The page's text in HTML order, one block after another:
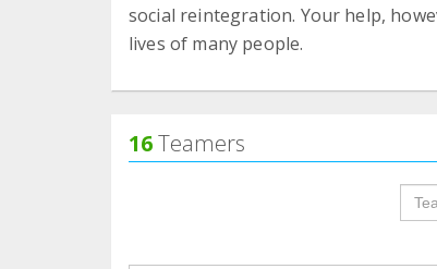
social reintegration. Your help,
lives of many people.
16Teamers